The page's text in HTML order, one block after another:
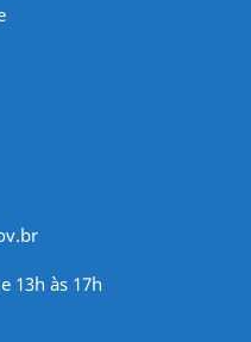
13h às 17h